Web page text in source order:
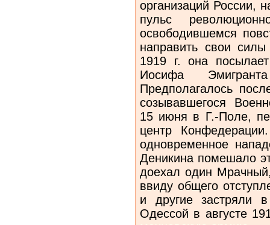
организаций России,
пульс
освободившемся
направить свои
1919 г. она
Иосифа
Предполагалось
созывавшегося
15 июня в Г.-Поле,
центр
одновременное
Деникина помешало
доехал один
ввиду общего
и другие застряли
Одессой в августе